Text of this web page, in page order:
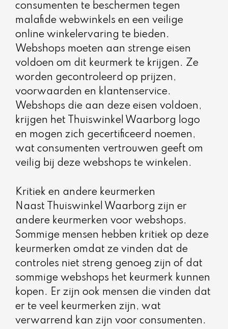
consumenten te beschermen tegen
malafide webwinkels en een veilige
online winkelervaring te bieden.
Webshops moeten aan strenge eisen
voldoen om dit keurmerk te krijgen. Ze
worden gecontroleerd op prijzen,
voorwaarden en klantenservice.
Webshops die aan deze eisen voldoen,
krijgen het Thuiswinkel Waarborg logo
en mogen zich gecertificeerd noemen,
wat consumenten vertrouwen geeft om
veilig bij deze webshops te winkelen.
Kritiek en andere keurmerken
Naast Thuiswinkel Waarborg zijn er
andere keurmerken voor webshops.
Sommige mensen hebben kritiek op deze
keurmerken omdat ze vinden dat de
controles niet streng genoeg zijn of dat
sommige webshops het keurmerk kunnen
kopen. Er zijn ook mensen die vinden dat
er te veel keurmerken zijn, wat
verwarrend kan zijn voor consumenten.